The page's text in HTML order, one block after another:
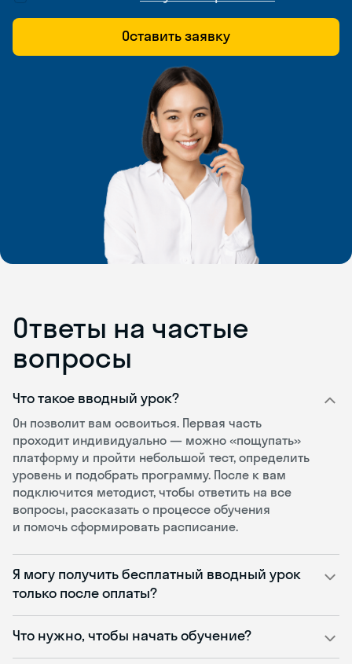
Оставить заявку
Ответы на частые
вопросы
Что такое вводный урок?
Он позволит вам освоиться. Первая часть
проходит индивидуально — можно «пощупать»
платформу и пройти небольшой тест, определить
уровень и подобрать программу. После к вам
подключится методист, чтобы ответить на все
вопросы, рассказать о процессе обучения
и помочь сформировать расписание.
Я могу получить бесплатный вводный урок
только после оплаты?
Что нужно, чтобы начать обучение?